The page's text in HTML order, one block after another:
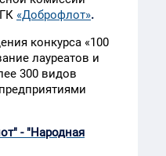
ГК «Доброфлот».
конкурса «100
лауреатов и
300 видов
- "Народная